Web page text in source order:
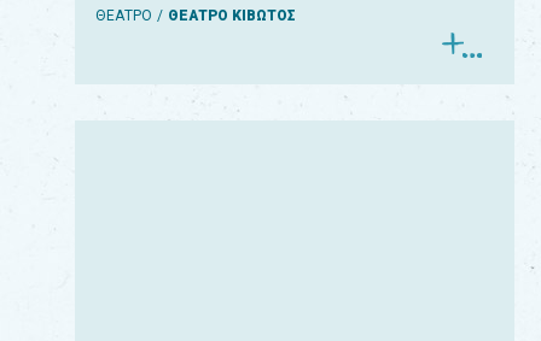
ΘΕΑΤΡΟ ΘΕΑΤΡΟ ΚΙΒΩΤΟΣ